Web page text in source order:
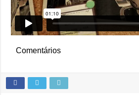
Comentários